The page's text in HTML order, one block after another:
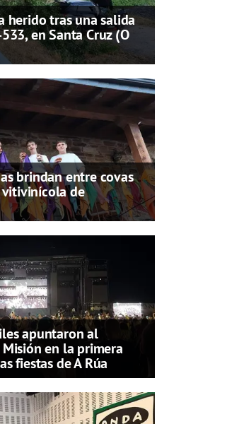
herido tras una salida
en Santa Cruz (O
brindan entre covas
de
apuntaron al
en la primera
fiestas de A Rúa